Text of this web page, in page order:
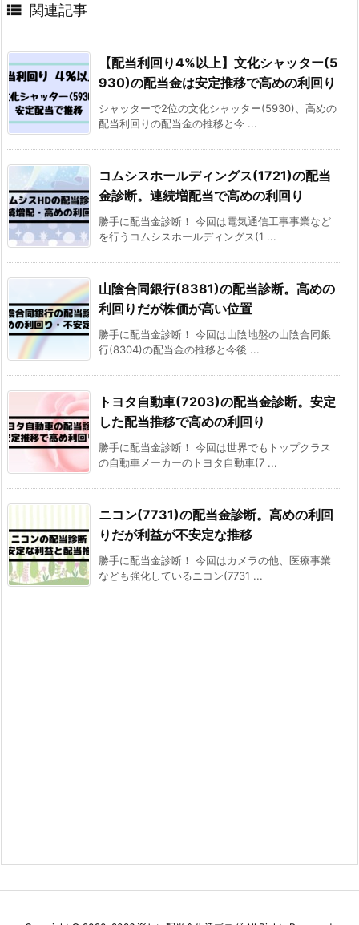
 関連記事
【配当利回り4%以上】文化シャッター(5
930)の配当金は安定推移で高めの利回り
シャッターで2位の文化シャッター(5930)、高めの
配当利回りの配当金の推移と今 ...
コムシスホールディングス(1721)の配当
金診断。連続増配当で高めの利回り
勝手に配当金診断！ 今回は電気通信工事事業など
を行うコムシスホールディングス(1 ...
山陰合同銀行(8381)の配当診断。高めの
利回りだが株価が高い位置
勝手に配当金診断！ 今回は山陰地盤の山陰合同銀
行(8304)の配当金の推移と今後 ...
トヨタ自動車(7203)の配当金診断。安定
した配当推移で高めの利回り
勝手に配当金診断！ 今回は世界でもトップクラス
の自動車メーカーのトヨタ自動車(7 ...
ニコン(7731)の配当金診断。高めの利回
りだが利益が不安定な推移
勝手に配当金診断！ 今回はカメラの他、医療事業
なども強化しているニコン(7731 ...